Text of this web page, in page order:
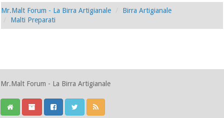
Mr.Malt Forum - La Birra Artigianale
Birra Artigianale
Malti Preparati
Mr.Malt Forum - La Birra Artigianale